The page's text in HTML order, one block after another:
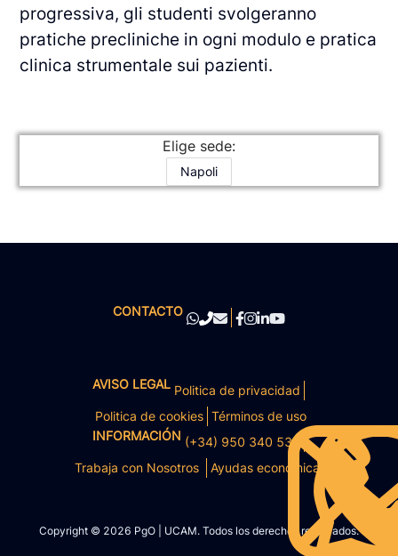
progressiva, gli studenti svolgeranno
pratiche precliniche in ogni modulo e pratica
clinica strumentale sui pazienti.
Elige sede:
Napoli
CONTACTO
AVISO LEGAL Politica de privacidad
Politica de cookies Términos de uso
INFORMACIÓN (+34) 950 340 531
Trabaja con Nosotros
Ayudas económicas
Copyright © 2026 PgO | UCAM. Todos los derechos reservados.